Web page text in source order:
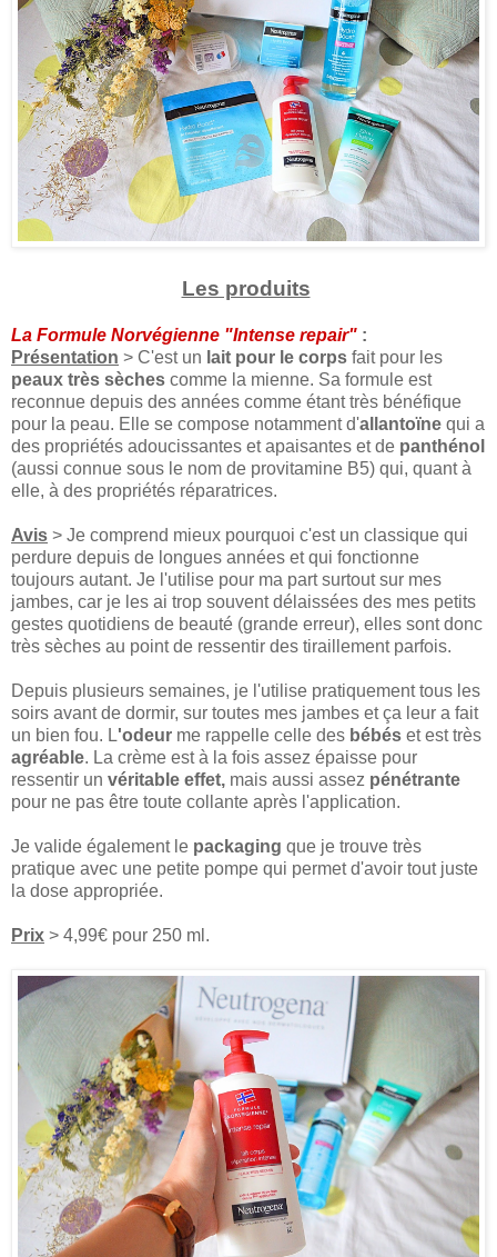
Les produits
La Formule Norvégienne "Intense repair" :
Présentation > C'est un lait pour le corps fait pour les
peaux très sèches comme la mienne. Sa formule est
reconnue depuis des années comme étant très bénéfique
pour la peau. Elle se compose notamment d'allantoïne qui a
des propriétés adoucissantes et apaisantes et de panthénol
(aussi connue sous le nom de provitamine B5) qui, quant à
elle, à des propriétés réparatrices.
Avis > Je comprend mieux pourquoi c'est un classique qui
perdure depuis de longues années et qui fonctionne
toujours autant. Je l'utilise pour ma part surtout sur mes
jambes, car je les ai trop souvent délaissées des mes petits
gestes quotidiens de beauté (grande erreur), elles sont donc
très sèches au point de ressentir des tiraillement parfois.
Depuis plusieurs semaines, je l'utilise pratiquement tous les
soirs avant de dormir, sur toutes mes jambes et ça leur a fait
un bien fou. L'odeur me rappelle celle des bébés et est très
agréable. La crème est à la fois assez épaisse pour
ressentir un véritable effet, mais aussi assez pénétrante
pour ne pas être toute collante après l'application.
Je valide également le packaging que je trouve très
pratique avec une petite pompe qui permet d'avoir tout juste
la dose appropriée.
Prix > 4,99€ pour 250 ml.